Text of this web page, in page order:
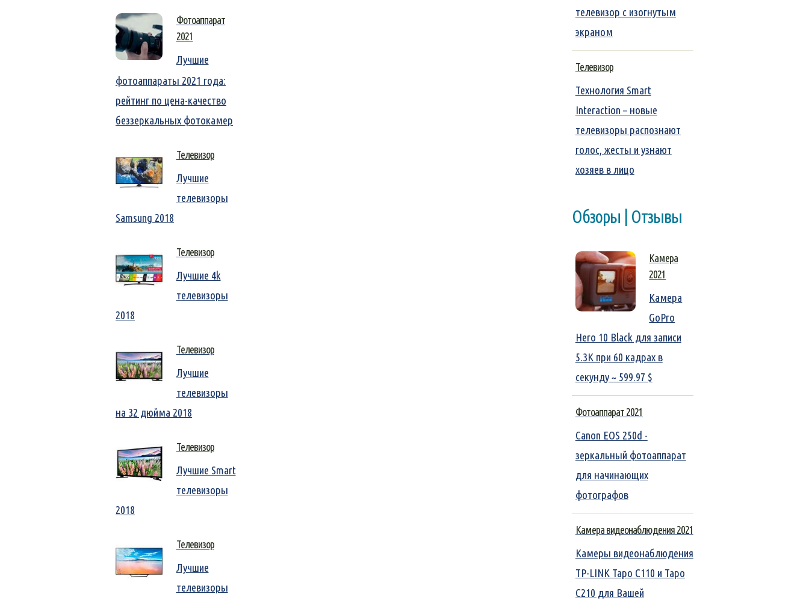
Фотоаппарат
2021
Лучшие
фотоаппараты 2021 года:
рейтинг по цена-качество
беззеркальных фотокамер
Телевизор
Лучшие
телевизоры
Samsung 2018
Телевизор
Лучшие 4k
телевизоры
2018
Телевизор
Лучшие
телевизоры
на 32 дюйма 2018
Телевизор
Лучшие Smart
телевизоры
2018
Телевизор
Лучшие
телевизоры
телевизор с изогнутым
экраном
Телевизор
Технология Smart
Interaction – новые
телевизоры распознают
голос, жесты и узнают
хозяев в лицо
Обзоры | Отзывы
Камера
2021
Камера
GoPro
Hero 10 Black для записи
5.3K при 60 кадрах в
секунду ~ 599.97 $
Фотоаппарат 2021
Canon EOS 250d -
зеркальный фотоаппарат
для начинающих
фотографов
Камера видеонаблюдения 2021
Камеры видеонаблюдения
TP-LINK Tapo C110 и Tapo
C210 для Вашей